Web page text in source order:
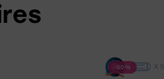
-50%